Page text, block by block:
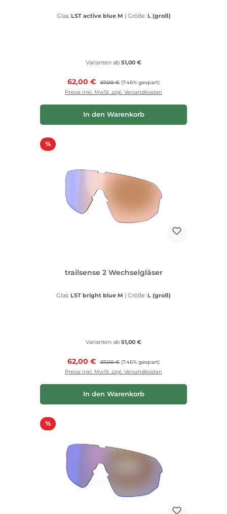
Glas: LST active blue M | Größe: L (groß)
Varianten ab 51,00 €
Verkaufspreis:
62,00 € Regulärer Preis:
67,00 € (7.46% gespart)
Preise inkl. MwSt. zzgl. Versandkosten
In den Warenkorb
%Rabatt
trailsense 2 Wechselgläser
Glas: LST bright blue M | Größe: L (groß)
Varianten ab 51,00 €
Verkaufspreis:
62,00 € Regulärer Preis:
67,00 € (7.46% gespart)
Preise inkl. MwSt. zzgl. Versandkosten
In den Warenkorb
%Rabatt